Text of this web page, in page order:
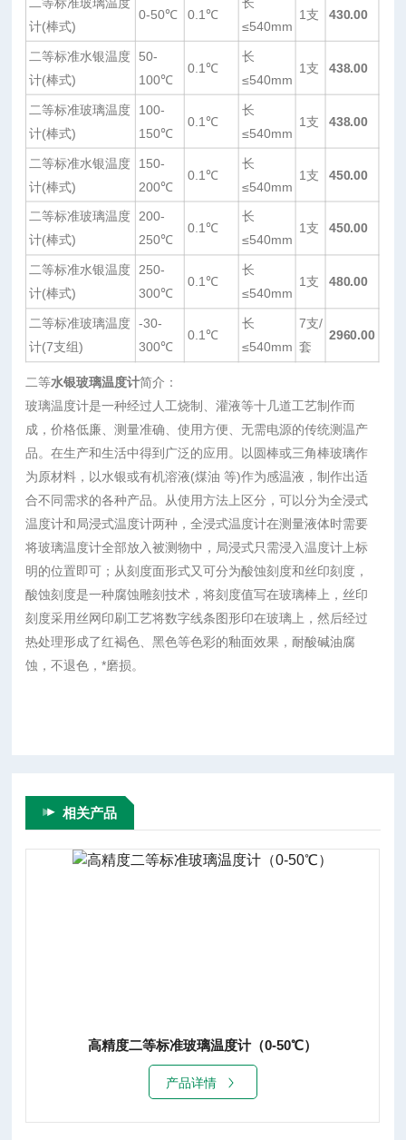
二等标准玻璃温度
计(棒式)
0-50℃ 0.1℃
长
≤540mm
1支 430.00
二等标准水银温度
计(棒式)
50-
100℃
0.1℃
长
≤540mm
1支 438.00
二等标准玻璃温度
计(棒式)
100-
150℃
0.1℃
长
≤540mm
1支 438.00
二等标准水银温度
计(棒式)
150-
200℃
0.1℃
长
≤540mm
1支 450.00
二等标准玻璃温度
计(棒式)
200-
250℃
0.1℃
长
≤540mm
1支 450.00
二等标准水银温度
计(棒式)
250-
300℃
0.1℃
长
≤540mm
1支 480.00
二等标准玻璃温度
计(7支组)
-30-
300℃
0.1℃
长
≤540mm
7支/
套
2960.00
二等水银玻璃温度计简介：
玻璃温度计是一种经过人工烧制、灌液等十几道工艺制作而
成，价格低廉、测量准确、使用方便、无需电源的传统测温产
品。在生产和生活中得到广泛的应用。以圆棒或三角棒玻璃作
为原材料，以水银或有机溶液(煤油 等)作为感温液，制作出适
合不同需求的各种产品。从使用方法上区分，可以分为全浸式
温度计和局浸式温度计两种，全浸式温度计在测量液体时需要
将玻璃温度计全部放入被测物中，局浸式只需浸入温度计上标
明的位置即可；从刻度面形式又可分为酸蚀刻度和丝印刻度，
酸蚀刻度是一种腐蚀雕刻技术，将刻度值写在玻璃棒上，丝印
刻度采用丝网印刷工艺将数字线条图形印在玻璃上，然后经过
热处理形成了红褐色、黑色等色彩的釉面效果，耐酸碱油腐
蚀，不退色，*磨损。
相关产品
高精度二等标准玻璃温度计（0-50℃）
产品详情